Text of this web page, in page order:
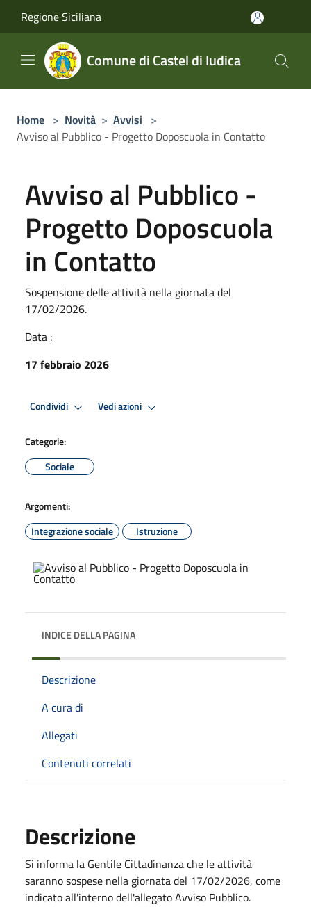
Regione Siciliana
Comune di Castel di Iudica
Home > Novità > Avvisi >
Avviso al Pubblico - Progetto Doposcuola in Contatto
Avviso al Pubblico -
Progetto Doposcuola
in Contatto
Sospensione delle attività nella giornata del
17/02/2026.
Data :
17 febbraio 2026
Condividi Vedi azioni
Categorie:
Sociale
Argomenti:
Integrazione sociale
Istruzione
INDICE DELLA PAGINA
Descrizione
A cura di
Allegati
Contenuti correlati
Descrizione
Si informa la Gentile Cittadinanza che le attività
saranno sospese nella giornata del 17/02/2026, come
indicato all'interno dell'allegato Avviso Pubblico.